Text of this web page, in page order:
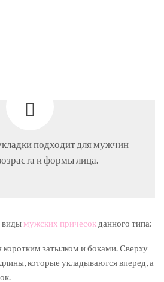
подходит для мужчин
и формы лица.
виды мужских причесок данного типа:
коротким затылком и боками. Сверху
которые укладываются вперед, а